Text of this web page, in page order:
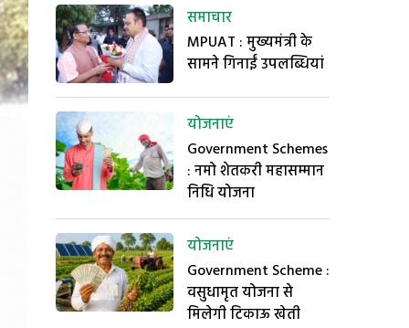
समाचार
MPUAT : मुख्यमंत्री के
सामने गिनाईं उपलब्धियां
योजनाएं
Government Schemes
: नमो शेतकरी महासम्मान
निधि योजना
योजनाएं
Government Scheme :
वसुधामृत योजना से
मिलेगी टिकाऊ खेती